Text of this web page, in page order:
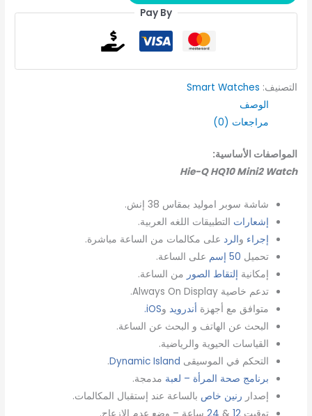
Pay By
التصنيف: Smart Watches
الوصف
مراجعات (0)
المواصفات الأساسية:
Hie-Q HQ10 Mini2 Watch
شاشة سوبر اموليد بمقاس 38 إنش.
إشعارات التطبيقات اللغه العربية.
إجراء والرد على مكالمات من الساعة مباشرة.
تحميل 50 إسم
على الساعة.
إمكانية إلتقاط الصور من الساعة.
تدعم خاصية Always On Display.
متوافق مع أجهزة أندرويد وiOS.
البحث عن الهاتف و البحث عن الساعة.
القياسات الحيوية والرياضية.
التحكم في الموسيقى
.
برنامج صحة المرأة – لعبة مدمجة.
إصدار رنين خاص بالساعة عند إستقبال المكالمات.
توقيت12
&
24 ساعة – وضع عدم الإزعاج.